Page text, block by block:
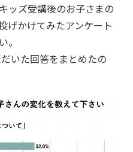
ッズ受講後のお子さまの
げかけてみたアンケート
。
いた回答をまとめたの